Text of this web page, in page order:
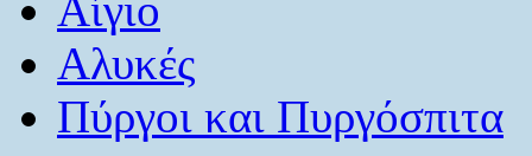
Αίγιο
Αλυκές
Πύργοι και Πυργόσπιτα